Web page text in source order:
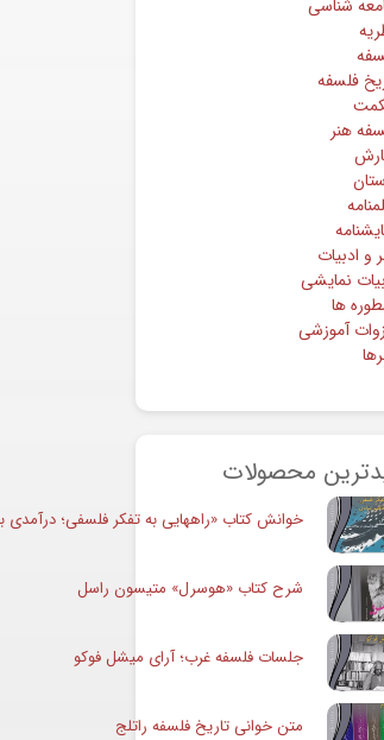
شناسی
فلسفه
هنر
و ادبیات
نمایشی
ها
آموزشی
محصولات
خوانش کتاب «راههایی به تفکر فلسفی؛ درآمدی
شرح کتاب «هوسرل» متیسون راسل
جلسات فلسفه غرب؛ آرای میشل فوکو
متن خوانی تاریخ فلسفه راتلج